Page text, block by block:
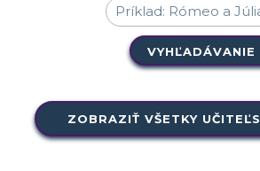
VYHĽADÁVANIE
ZOBRAZIŤ VŠETKY